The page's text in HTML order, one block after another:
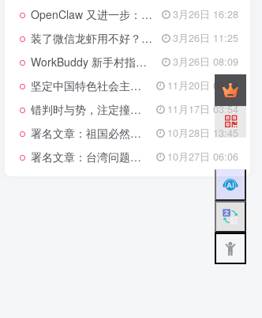
OpenClaw 又进一步：微信直连+安全检测+版本切换 3月26日 16:28
装了微信龙虾用不好？3步让你轻松指挥AI干活！ 3月26日 11:25
WorkBuddy 新手村指南：10 个核心技巧帮你解锁满级虾🦞！ 3月26日 08:09
坚定中国特色社会主义法治的政治定力 11月20日 06:24
错判时与势，注定撞南墙 11月17日 03:54
署名文章：祖国必然统一势不可挡 10月28日 13:45
署名文章：台湾问题的由来和性质 10月27日 06:06